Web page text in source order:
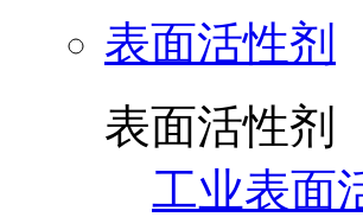
表面活性剂
表面活性剂
工业表面